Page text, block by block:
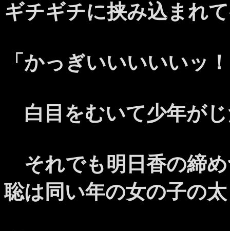
ギチギチに挟み込まれ
「かっぎいいいいいッ
白目をむいて少年が
それでも明日香の締
聡は同い年の女の子の